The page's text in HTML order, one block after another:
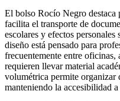
El bolso Rocío Negro destaca
facilita el transporte de
escolares y efectos
diseño está pensado para
frecuentemente entre oficinas,
requieren llevar material
volumétrica permite organizar
manteniendo la accesibilidad